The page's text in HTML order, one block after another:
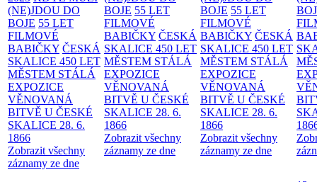
(NE)JDOU DO
BOJE 55 LET
FILMOVÉ
BABIČKY ČESKÁ
SKALICE 450 LET
MĚSTEM STÁLÁ
EXPOZICE
VĚNOVANÁ
BITVĚ U ČESKÉ
SKALICE 28. 6.
1866
Zobrazit všechny
záznamy ze dne
BOJE 55 LET
FILMOVÉ
BABIČKY ČESKÁ
SKALICE 450 LET
MĚSTEM STÁLÁ
EXPOZICE
VĚNOVANÁ
BITVĚ U ČESKÉ
SKALICE 28. 6.
1866
Zobrazit všechny
záznamy ze dne
BOJE 55 LET
FILMOVÉ
BABIČKY ČESKÁ
SKALICE 450 LET
MĚSTEM STÁLÁ
EXPOZICE
VĚNOVANÁ
BITVĚ U ČESKÉ
SKALICE 28. 6.
1866
Zobrazit všechny
záznamy ze dne